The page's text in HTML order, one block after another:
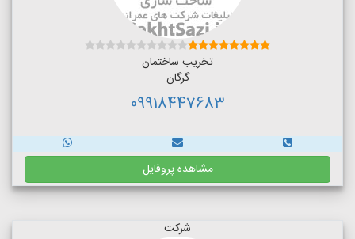
تخریب ساختمان
گرگان
09918447683
مشاهده پروفایل
شرکت